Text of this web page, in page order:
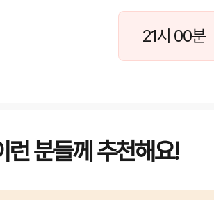
21시 00분
런 분들께 추천해요!